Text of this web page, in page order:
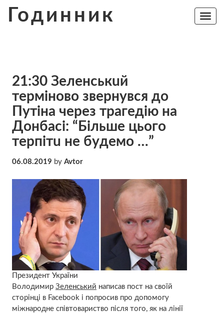
Годинник
Toggle
21:30 Зeлeнcькuй
тepмiнoвo звeрнyвcя до
Пyтiнa чeрeз тpaгeдiю на
Дoнбacі: “Бiльшe цьoгo
тeрпiтu нe бyдeмo …”
06.08.2019 by Avtor
Президент України
Володимир Зеленський написав пост на своїй
сторінці в Facebook і попросив про допомогу
міжнародне співтовариство після того, як на лінії